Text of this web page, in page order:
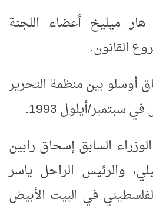
ميليخ أعضاء اللجنة
القانون.
أوسلو بين منظمة التحرير
سبتمبر/أيلول 1993.
السابق إسحاق رابين
والرئيس الراحل ياسر
في البيت الأبيض